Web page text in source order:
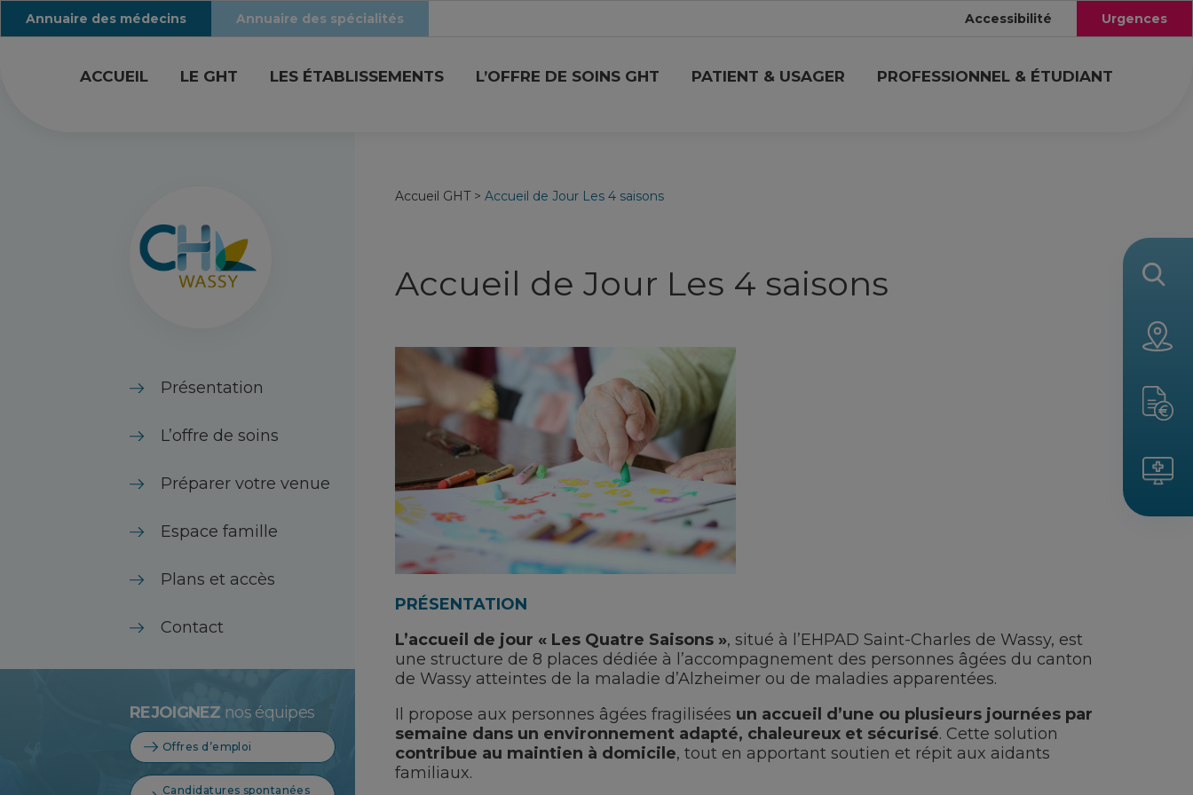
Annuaire des médecins Annuaire des spécialités Accessibilité Urgences
ACCUEIL LE GHT LES ÉTABLISSEMENTS L’OFFRE DE SOINS GHT PATIENT & USAGER PROFESSIONNEL & ÉTUDIANT
Présentation
L’offre de soins
Préparer votre venue
Espace famille
Plans et accès
Contact
REJOIGNEZ nos équipes
Offres d’emploi
Candidatures spontanées
Accueil GHT> Accueil de Jour Les 4 saisons
Accueil de Jour Les 4 saisons
PRÉSENTATION
L’accueil de jour « Les Quatre Saisons », situé à l’EHPAD Saint-Charles de Wassy, est
une structure de 8 places dédiée à l’accompagnement des personnes âgées du canton
de Wassy atteintes de la maladie d’Alzheimer ou de maladies apparentées.
Il propose aux personnes âgées fragilisées un accueil d’une ou plusieurs journées par
semaine dans un environnement adapté, chaleureux et sécurisé. Cette solution
contribue au maintien à domicile, tout en apportant soutien et répit aux aidants
familiaux.